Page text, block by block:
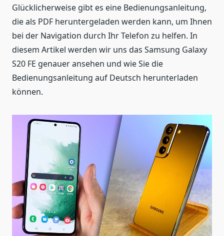
Glücklicherweise gibt es eine Bedienungsanleitung,
die als PDF heruntergeladen werden kann, um Ihnen
bei der Navigation durch Ihr Telefon zu helfen. In
diesem Artikel werden wir uns das Samsung Galaxy
S20 FE genauer ansehen und wie Sie die
Bedienungsanleitung auf Deutsch herunterladen
können.